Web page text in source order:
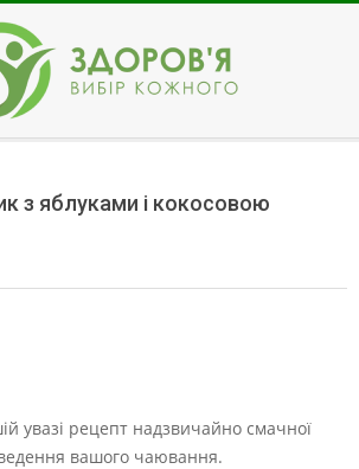
з яблуками і кокосовою
увазі рецепт надзвичайно смачної
вашого чаювання.